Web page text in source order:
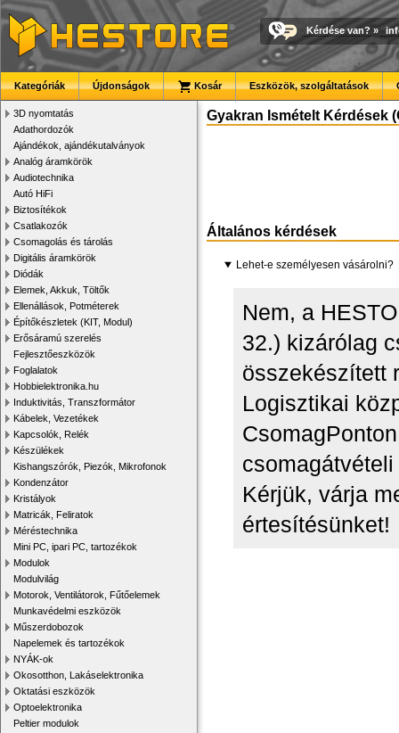
Kérdése van? »
Kategóriák Újdonságok Kosár Eszközök, szolgáltatások
3D nyomtatás
Adathordozók
Ajándékok, ajándékutalványok
Analóg áramkörök
Audiotechnika
Autó HiFi
Biztosítékok
Csatlakozók
Csomagolás és tárolás
Digitális áramkörök
Diódák
Elemek, Akkuk, Töltők
Ellenállások, Potméterek
Építőkészletek (KIT, Modul)
Erősáramú szerelés
Fejlesztőeszközök
Foglalatok
Hobbielektronika.hu
Induktivitás, Transzformátor
Kábelek, Vezetékek
Kapcsolók, Relék
Készülékek
Kishangszórók, Piezók, Mikrofonok
Kondenzátor
Kristályok
Matricák, Feliratok
Méréstechnika
Mini PC, ipari PC, tartozékok
Modulok
Modulvilág
Motorok, Ventilátorok, Fűtőelemek
Munkavédelmi eszközök
Műszerdobozok
Napelemek és tartozékok
NYÁK-ok
Okosotthon, Lakáselektronika
Oktatási eszközök
Optoelektronika
Peltier modulok
Gyakran Ismételt Kérdések
Általános kérdések
Lehet-e személyesen vásárolni?
Nem, a
32.) kizárólag
összekészített
Logisztikai
Kérjük, várja
értesítésünket!